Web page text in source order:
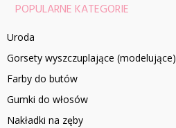
POPULARNE KATEGORIE
Uroda
Gorsety wyszczuplające (modelujące)
Farby do butów
Gumki do włosów
Nakładki na zęby